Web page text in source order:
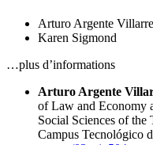
Arturo Argente
Karen Sigmond
…plus d’informations
Arturo Argente
of Law and Economy
Social Sciences of
Campus Tecnológico